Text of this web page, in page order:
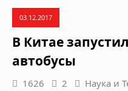
03.12.2017
В Китае
автобусы
1626 2 Наука и